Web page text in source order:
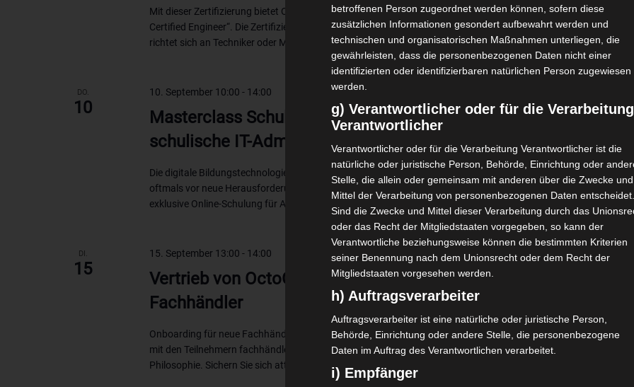
Mit dieser Zertifizierung bietet OctoGate eine technische Schulung für die Zertifizierung als „Advanced
Certified Engineer“. Die Zertifizierungsschulung ist Teil unseres Fachhändler Partnerprogramms und
richtet sich an Techniker oder Mitarbeiter mit...
DO.
10
Masterclass Schul-IT – Das Webinar für städtische und
schulische IT-Admins
10. September 10:00 - 14:00
Die digitale Bildungstechnologie ist ein großes und wichtiges Thema, welches auch Administratoren
oftmals vor neue Herausforderungen stellt. Mit unserer „Masterclass Schul-IT“ bieten wir Ihnen jetzt eine
exklusive Online-Schulung für Admins...
DI.
15
Vertrieb von OctoGate IT-Schullösungen – Das Webinar für
Fachhändler
15. September 13:00 - 14:00
Onboarding für neue Fachhändler – In diesem Webinar bespricht und diskutiert der OctoGate Vertrieb
mit den Teilnehmern fachhändlerspezifische Themen wie Technologien, Konditionen und unsere
Philosophie. Sichern Sie sich attraktive Konditionen...
betroffenen Person zugeordnet werden können, sofern diese
zusätzlichen Informationen gesondert aufbewahrt werden und
technischen und organisatorischen Maßnahmen unterliegen, die
gewährleisten, dass die personenbezogenen Daten nicht einer
identifizierten oder identifizierbaren natürlichen Person zugewiesen
werden.
g) Verantwortlicher oder für die Verarbeitung
Verantwortlicher
Verantwortlicher oder für die Verarbeitung Verantwortlicher ist die
natürliche oder juristische Person, Behörde, Einrichtung oder
Stelle, die allein oder gemeinsam mit anderen über die Zwecke und
Mittel der Verarbeitung von personenbezogenen Daten entscheidet.
Sind die Zwecke und Mittel dieser Verarbeitung durch das
oder das Recht der Mitgliedstaaten vorgegeben, so kann der
Verantwortliche beziehungsweise können die bestimmten Kriterien
seiner Benennung nach dem Unionsrecht oder dem Recht der
Mitgliedstaaten vorgesehen werden.
h) Auftragsverarbeiter
Auftragsverarbeiter ist eine natürliche oder juristische Person,
Behörde, Einrichtung oder andere Stelle, die personenbezogene
Daten im Auftrag des Verantwortlichen verarbeitet.
i) Empfänger